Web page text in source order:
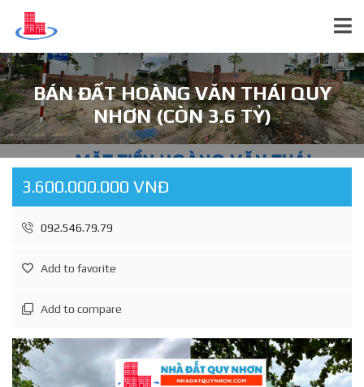
BÁN ĐẤT HOÀNG VĂN THÁI QUY
NHƠN (CÒN 3.6 TỶ)
3.600.000.000 VNĐ
092.546.79.79
Add to favorite
Add to compare